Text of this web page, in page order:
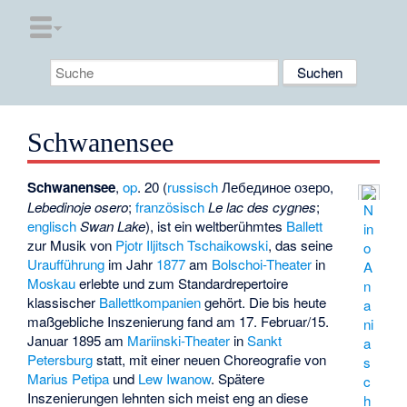
Schwanensee
N
in
o
A
n
a
ni
a
s
c
h
Schwanensee,op. 20 (russisch Лебединое озеро,
Lebedinoje osero;französisch Le lac des cygnes;
englisch Swan Lake), ist ein weltberühmtes Ballett
zur Musik von Pjotr Iljitsch Tschaikowski, das seine
Uraufführung im Jahr 1877am Bolschoi-Theater in
Moskauerlebte und zum Standardrepertoire
klassischer Ballettkompaniengehört. Die bis heute
maßgebliche Inszenierung fand am 17. Februar/15.
Januar 1895 am Mariinski-Theater inSankt
Petersburgstatt, mit einer neuen Choreografie von
Marius Petipa und Lew Iwanow. Spätere
Inszenierungen lehnten sich meist eng an diese